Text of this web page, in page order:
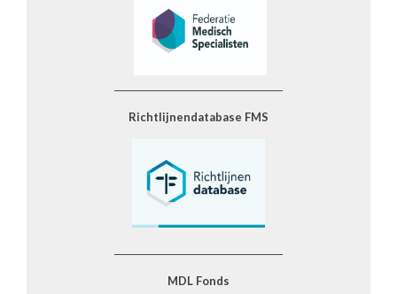
Richtlijnendatabase FMS
MDL Fonds